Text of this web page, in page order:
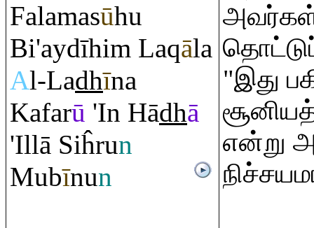
Falamasūhu
Bi'aydīhim Laqāla
Al-Ladhīna
Kafarū 'In Hādhā
'Illā Siĥrun
Mubīnun
"இது
என்று